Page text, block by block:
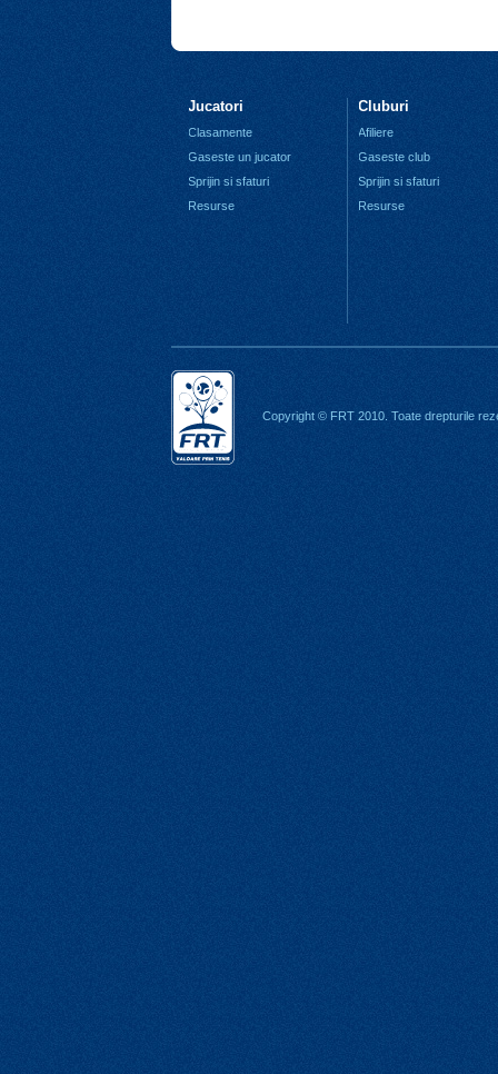
Jucatori
Clasamente
Gaseste un jucator
Sprijin si sfaturi
Resurse
Cluburi
Afiliere
Gaseste club
Sprijin si sfaturi
Resurse
Copyright © FRT 2010. Toate drepturile